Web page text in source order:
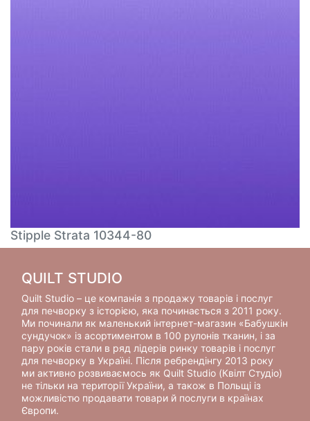
Stipple Strata 10344-80
QUILT STUDIO
Quilt Studio – це компанія з продажу товарів і послуг
для печворку з історією, яка починається з 2011 року.
Ми починали як маленький інтернет-магазин «Бабушкін
сундучок» із асортиментом в 100 рулонів тканин, і за
пару років стали в ряд лідерів ринку товарів і послуг
для печворку в Україні. Після ребрендінгу 2013 року
ми активно розвиваємось як Quilt Studio (Квілт Студіо)
не тільки на території України, а також в Польщі із
можливістю продавати товари й послуги в країнах
Європи.